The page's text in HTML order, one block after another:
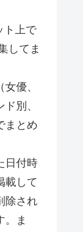
ト上で
してま
優、
別、
まとめ
日付時
載して
除され
。ま